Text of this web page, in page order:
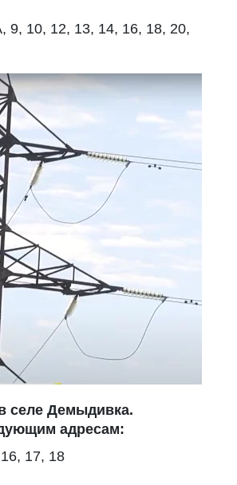
10, 12, 13, 14, 16, 18, 20,
селе Демыдивка.
адресам:
17, 18